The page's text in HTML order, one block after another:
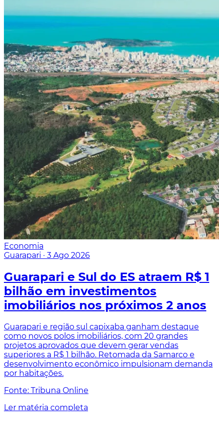
Economia
Guarapari · 3 Ago 2026
Guarapari e Sul do ES atraem R$ 1
bilhão em investimentos
imobiliários nos próximos 2 anos
Guarapari e região sul capixaba ganham destaque
como novos polos imobiliários, com 20 grandes
projetos aprovados que devem gerar vendas
superiores a R$ 1 bilhão. Retomada da Samarco e
desenvolvimento econômico impulsionam demanda
por habitações.
Fonte: Tribuna Online
Ler matéria completa